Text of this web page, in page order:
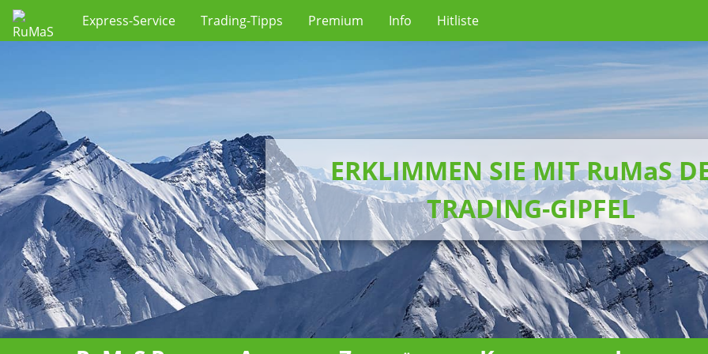
Express-Service Trading-Tipps Premium Info Hitliste
ERKLIMMEN SIE MIT RuMaS
TRADING-GIPFEL